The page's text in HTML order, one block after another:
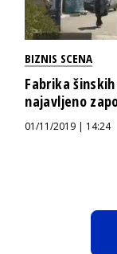
BIZNIS SCENA
Fabrika
najavljeno
01/11/2019 | 14:24